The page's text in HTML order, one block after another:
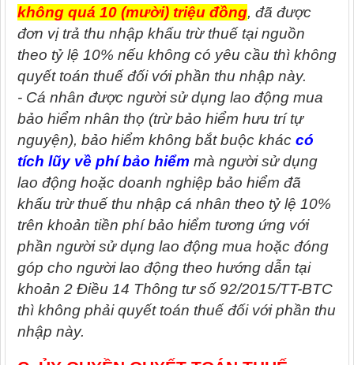
không quá 10 (mười) triệu đồng, đã được
đơn vị trả thu nhập khấu trừ thuế tại nguồn
theo tỷ lệ 10% nếu không có yêu cầu thì không
quyết toán thuế đối với phần thu nhập này.
- Cá nhân được người sử dụng lao động mua
bảo hiểm nhân thọ (trừ bảo hiểm hưu trí tự
nguyện), bảo hiểm không bắt buộc khác có
tích lũy về phí bảo hiểm mà người sử dụng
lao động hoặc doanh nghiệp bảo hiểm đã
khấu trừ thuế thu nhập cá nhân theo tỷ lệ 10%
trên khoản tiền phí bảo hiểm tương ứng với
phần người sử dụng lao động mua hoặc đóng
góp cho người lao động theo hướng dẫn tại
khoản 2 Điều 14 Thông tư số 92/2015/TT-BTC
thì không phải quyết toán thuế đối với phần thu
nhập này.